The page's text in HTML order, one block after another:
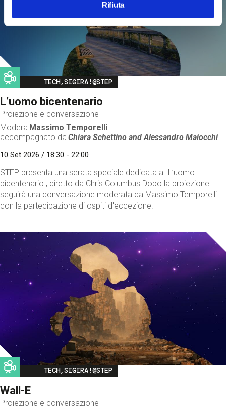
Rifiuta
Image
TECH,SIGIRA!@STEP
L’uomo bicentenario
Proiezione e conversazione
Modera Massimo Temporelli
accompagnato da Chiara Schettino andAlessandro Maiocchi
10 Set 2026 / 18:30 - 22:00
STEP presenta una serata speciale dedicata a "L’uomo
bicentenario", diretto da Chris Columbus.Dopo la proiezione
seguirà una conversazione moderata da Massimo Temporelli
con la partecipazione di ospiti d'eccezione.
Image
TECH,SIGIRA!@STEP
Wall-E
Proiezione e conversazione